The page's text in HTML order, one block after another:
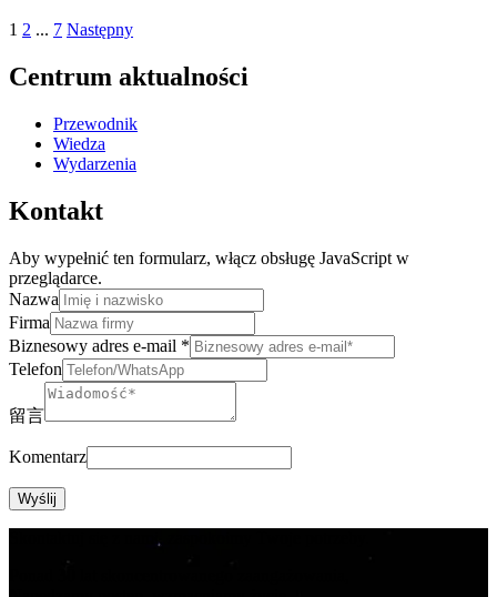
1 2 ... 7 Następny
Centrum aktualności
Przewodnik
Wiedza
Wydarzenia
Kontakt
Aby wypełnić ten formularz, włącz obsługę JavaScript w
przeglądarce.
Nazwa
Firma
Biznesowy adres e-mail *
Telefon
留言
Komentarz
Wyślij